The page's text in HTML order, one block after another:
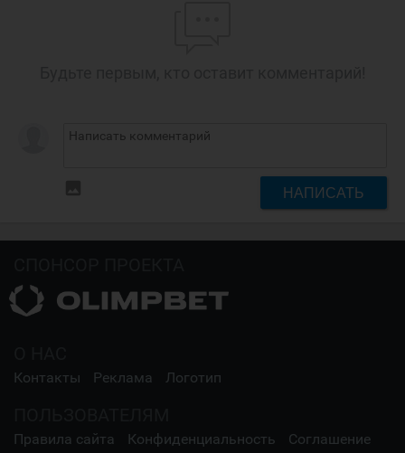
НАПИСАТЬ
Контакты Реклама Логотип
Правила сайта Конфиденциальность Соглашение